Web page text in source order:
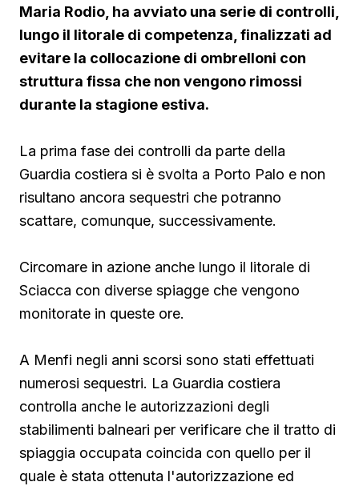
Maria Rodio, ha avviato una serie di controlli,
lungo il litorale di competenza, finalizzati ad
evitare la collocazione di ombrelloni con
struttura fissa che non vengono rimossi
durante la stagione estiva.
La prima fase dei controlli da parte della
Guardia costiera si è svolta a Porto Palo e non
risultano ancora sequestri che potranno
scattare, comunque, successivamente.
Circomare in azione anche lungo il litorale di
Sciacca con diverse spiagge che vengono
monitorate in queste ore.
A Menfi negli anni scorsi sono stati effettuati
numerosi sequestri. La Guardia costiera
controlla anche le autorizzazioni degli
stabilimenti balneari per verificare che il tratto di
spiaggia occupata coincida con quello per il
quale è stata ottenuta l'autorizzazione ed